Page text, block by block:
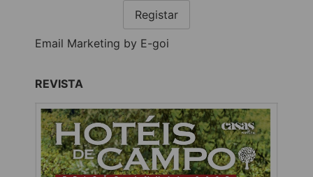
Registar
Email Marketing by E-goi
REVISTA